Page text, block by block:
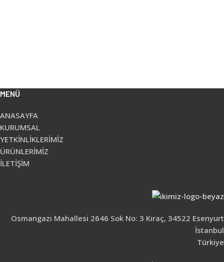
MENÜ
ANASAYFA
KURUMSAL
YETKİNLİKLERİMİZ
ÜRÜNLERİMİZ
İLETİŞİM
Osmangazi Mahallesi 2646 Sok No: 3 Kıraç, 34522 Esenyurt
İstanbul
Türkiye